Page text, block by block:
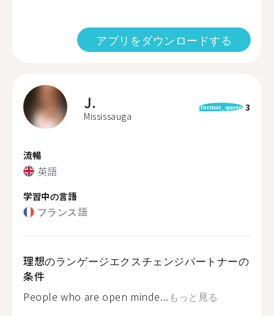
アプリをダウンロードする
J.
Mississauga
format_quote 3
流暢
英語
学習中の言語
フランス語
理想のランゲージエクスチェンジパートナーの
条件
People who are open minde... もっと見る